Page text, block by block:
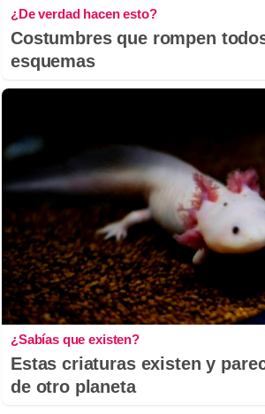
¿De verdad hacen esto?
Costumbres que rompen
esquemas
¿Sabías que existen?
Estas criaturas existen y
de otro planeta